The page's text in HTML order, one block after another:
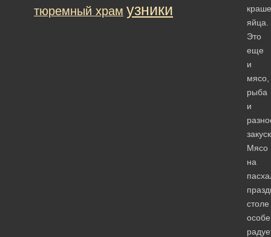
яйца.
Это
еще
и
мясо,
рыба
и
Мясо
на
столе
тюремный храм узники